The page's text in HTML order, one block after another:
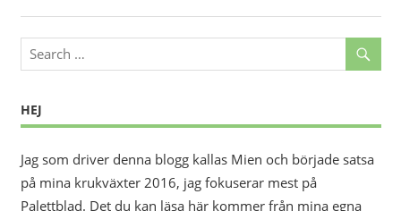
HEJ
Jag som driver denna blogg kallas Mien och började satsa
på mina krukväxter 2016, jag fokuserar mest på
Palettblad. Det du kan läsa här kommer från mina egna